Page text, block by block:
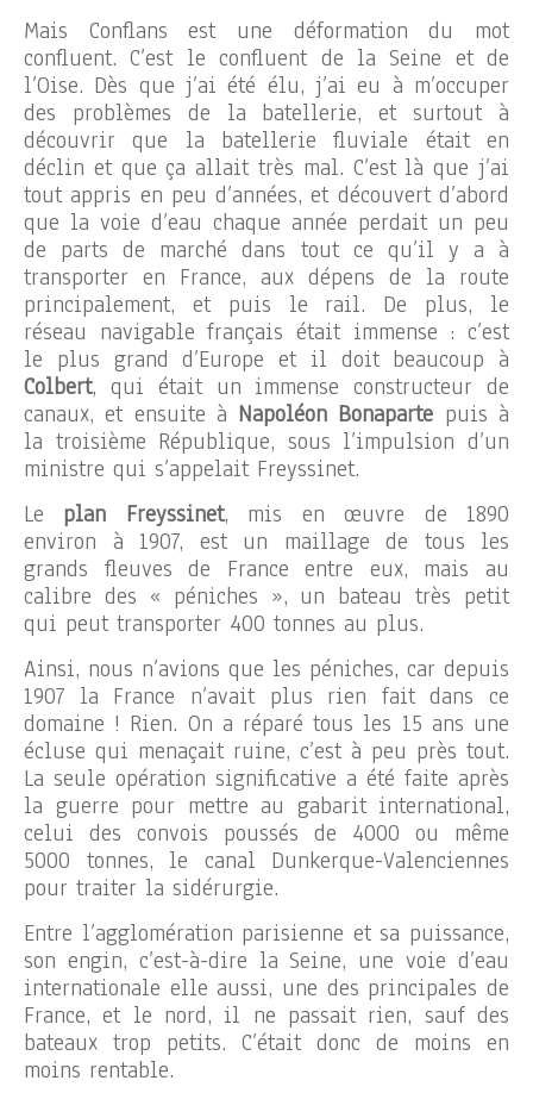
Mais Conflans est une déformation du mot
confluent. C’est le confluent de la Seine et de
l’Oise. Dès que j’ai été élu, j’ai eu à m’occuper
des problèmes de la batellerie, et surtout à
découvrir que la batellerie fluviale était en
déclin et que ça allait très mal. C’est là que j’ai
tout appris en peu d’années, et découvert d’abord
que la voie d’eau chaque année perdait un peu
de parts de marché dans tout ce qu’il y a à
transporter en France, aux dépens de la route
principalement, et puis le rail. De plus, le
réseau navigable français était immense : c’est
le plus grand d’Europe et il doit beaucoup à
Colbert, qui était un immense constructeur de
canaux, et ensuite à Napoléon Bonaparte puis à
la troisième République, sous l’impulsion d’un
ministre qui s’appelait Freyssinet.
Le plan Freyssinet, mis en œuvre de 1890
environ à 1907, est un maillage de tous les
grands fleuves de France entre eux, mais au
calibre des « péniches », un bateau très petit
qui peut transporter 400 tonnes au plus.
Ainsi, nous n’avions que les péniches, car depuis
1907 la France n’avait plus rien fait dans ce
domaine ! Rien. On a réparé tous les 15 ans une
écluse qui menaçait ruine, c’est à peu près tout.
La seule opération significative a été faite après
la guerre pour mettre au gabarit international,
celui des convois poussés de 4000 ou même
5000 tonnes, le canal Dunkerque-Valenciennes
pour traiter la sidérurgie.
Entre l’agglomération parisienne et sa puissance,
son engin, c’est-à-dire la Seine, une voie d’eau
internationale elle aussi, une des principales de
France, et le nord, il ne passait rien, sauf des
bateaux trop petits. C’était donc de moins en
moins rentable.